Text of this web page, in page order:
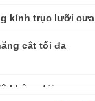
kính trục lưỡi cưa
cắt tối đa
không tải